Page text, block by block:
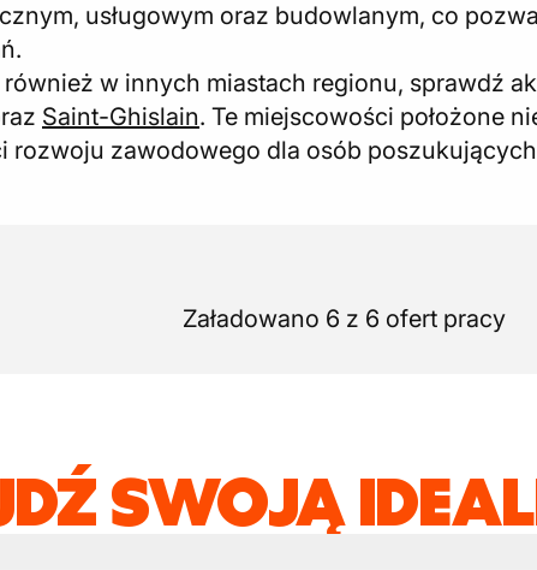
usługowym oraz budowlanym, co
w innych miastach regionu, sprawdź
Saint-Ghislain. Te miejscowości położone
rozwoju zawodowego dla osób
Załadowano 6 z 6 ofert pracy
SWOJĄ